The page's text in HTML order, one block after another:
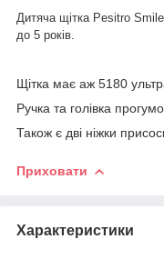
Дитяча щітка Pesitro
до 5 років.
Щітка має аж 5180
Ручка та голівка
Також є дві ніжки
Приховати
Характеристики